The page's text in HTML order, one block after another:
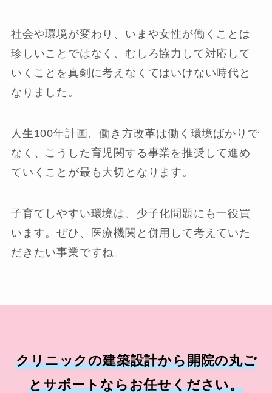
社会や環境が変わり、いまや女性が働くことは
珍しいことではなく、むしろ協力して対応して
いくことを真剣に考えなくてはいけない時代と
なりました。
人生100年計画、働き方改革は働く環境ばかりで
なく、こうした育児関する事業を推奨して進め
ていくことが最も大切となります。
子育てしやすい環境は、少子化問題にも一役買
います。ぜひ、医療機関と併用して考えていた
だきたい事業ですね。
クリニックの建築設計から開院の丸ご
とサポートならお任せください。